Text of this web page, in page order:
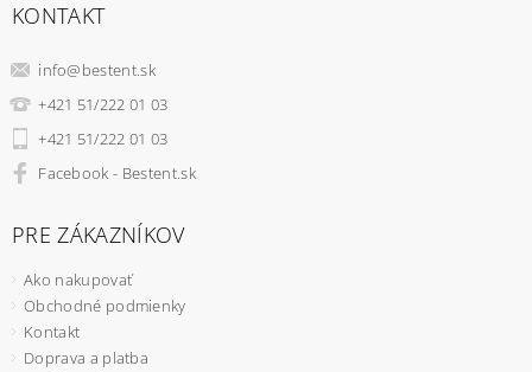
KONTAKT
info@bestent.sk
+421 51/222 01 03
+421 51/222 01 03
Facebook - Bestent.sk
PRE ZÁKAZNÍKOV
Ako nakupovať
Obchodné podmienky
Kontakt
Doprava a platba